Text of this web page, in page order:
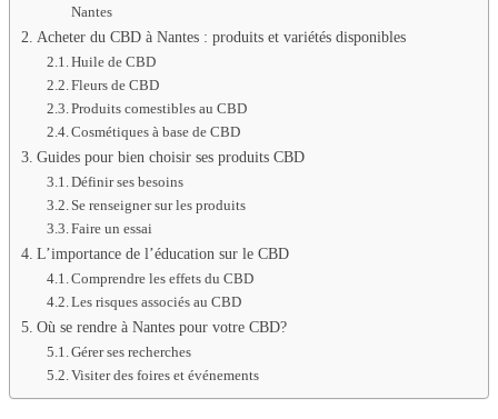
Nantes
Acheter du CBD à Nantes : produits et variétés disponibles
Huile de CBD
Fleurs de CBD
Produits comestibles au CBD
Cosmétiques à base de CBD
Guides pour bien choisir ses produits CBD
Définir ses besoins
Se renseigner sur les produits
Faire un essai
L’importance de l’éducation sur le CBD
Comprendre les effets du CBD
Les risques associés au CBD
Où se rendre à Nantes pour votre CBD?
Gérer ses recherches
Visiter des foires et événements